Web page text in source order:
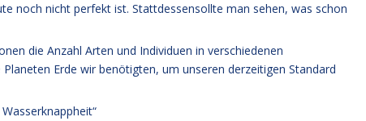
noch nicht perfekt ist. Stattdessensollte man sehen, was schon
die Anzahl Arten und Individuen in verschiedenen
Erde wir benötigten, um unseren derzeitigen Standard